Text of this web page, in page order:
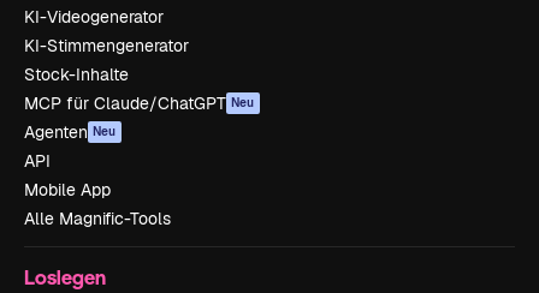
KI-Videogenerator
KI-Stimmengenerator
Stock-Inhalte
MCP für Claude/ChatGPT Neu
Agenten Neu
API
Mobile App
Alle Magnific-Tools
Loslegen